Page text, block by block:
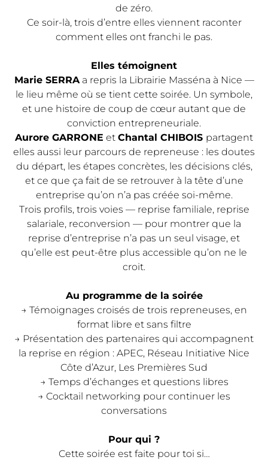
de zéro.
Ce soir-là, trois d’entre elles viennent raconter
comment elles ont franchi le pas.
Elles témoignent
Marie SERRAa repris la Librairie Masséna à Nice —
le lieu même où se tient cette soirée. Un symbole,
et une histoire de coup de cœur autant que de
conviction entrepreneuriale.
Aurore GARRONE et Chantal CHIBOIS partagent
elles aussi leur parcours de repreneuse : les doutes
du départ, les étapes concrètes, les décisions clés,
et ce que ça fait de se retrouver à la tête d’une
entreprise qu’on n’a pas créée soi-même.
Trois profils, trois voies — reprise familiale, reprise
salariale, reconversion — pour montrer que la
reprise d’entreprise n’a pas un seul visage, et
qu’elle est peut-être plus accessible qu’on ne le
croit.
Au programme de la soirée
→ Témoignages croisés de trois repreneuses, en
format libre et sans filtre
→ Présentation des partenaires qui accompagnent
la reprise en région : APEC, Réseau Initiative Nice
Côte d’Azur, Les Premières Sud
→ Temps d’échanges et questions libres
→ Cocktail networking pour continuer les
conversations
Pour qui ?
Cette soirée est faite pour toi si…